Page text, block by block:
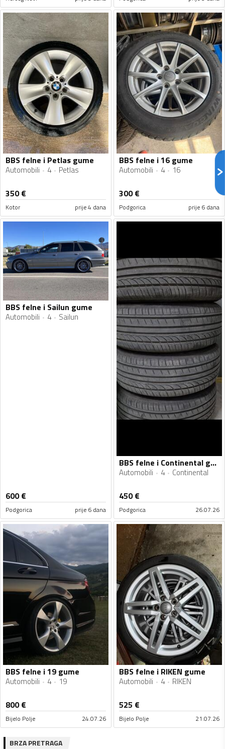
BBS felne i Petlas gume
Automobili 4 Petlas
350€
Kotor prije 4 dana
BBS felne i 16 gume
Automobili 4 16
300€
Podgorica prije 6 dana
BBS felne i Sailun gume
Automobili 4 Sailun
600€
Podgorica prije 6 dana
BBS felne i Continental gume
Automobili 4 Continental
450€
Podgorica 26.07.26
BBS felne i 19 gume
Automobili 4 19
800€
Bijelo Polje 24.07.26
BBS felne i RIKEN gume
Automobili 4 RIKEN
525 €
Bijelo Polje 21.07.26
BRZA PRETRAGA